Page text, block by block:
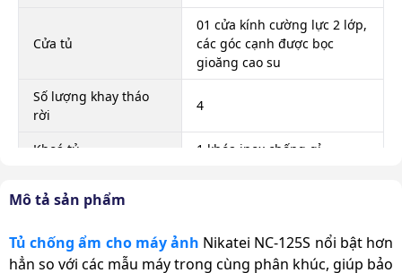
Mô tả sản phẩm
Tủ chống ẩm cho máy ảnh Nikatei NC-125S nổi bật hơn
hẳn so với các mẫu máy trong cùng phân khúc, giúp bảo
Cửa tủ
01 cửa kính cường lực 2 lớp,
các góc cạnh được bọc
gioăng cao su
Số lượng khay tháo
rời
4
Khoá tủ
1 khóa inox chống gỉ
hiển thị độ ẩm
Di chuyển
Không bánh xe